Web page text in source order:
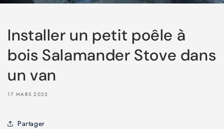
Installer un petit poêle à
bois Salamander Stove dans
un van
17 MARS 2025
Partager